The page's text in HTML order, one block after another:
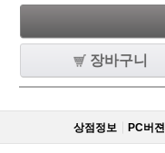
장바구니
상점정보 PC버젼